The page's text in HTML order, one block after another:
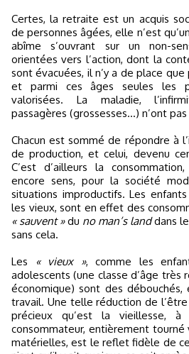
Certes, la retraite est un acquis
de personnes âgées, elle n’est
abîme s’ouvrant sur un non-
orientées vers l’action, dont la
sont évacuées, il n’y a de place
et parmi ces âges seules les
valorisées. La maladie,
passagères (grossesses…) n’ont
Chacun est sommé de répondre à
de production, et celui, devenu
C’est d’ailleurs la
encore sens, pour la société
situations improductifs. Les
les vieux, sont en effet des
« sauvent »du no man’s landdans
sans cela.
Les
« vieux », comme les
adolescents (une classe d’âge très
économique) sont des débouchés,
travail. Une telle réduction de
précieux qu’est la vieillesse,
consommateur, entièrement tourné
matérielles, est le reflet fidèle de